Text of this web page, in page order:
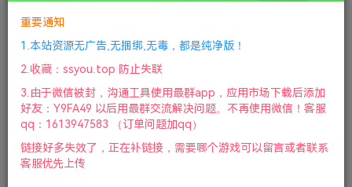
闲鱼虚拟资料实战复盘，新手如何做到收入600+的
此内容为付费资源，请付费后查看
鲜花 5 鲜花 36
赞助会员 免费
登录购买
付费资源
重要通知
1.本站资源无广告,无捆绑,无毒，都是纯净版！
2.收藏：ssyou.top 防止失联
3.由于微信被封，沟通工具使用最群app，应用市场下载后添加
好友：Y9FA49 以后用最群交流解决问题。不再使用微信！客服
qq：1613947583 （订单问题加qq）
链接好多失效了，正在补链接，需要哪个游戏可以留言或者联系
客服优先上传